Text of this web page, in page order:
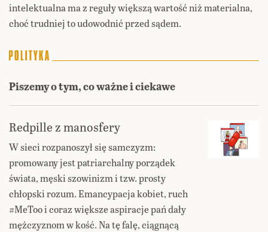
intelektualna ma z reguły większą wartość niż materialna,
choć trudniej to udowodnić przed sądem.
Piszemy o tym, co ważne i ciekawe
Redpille z manosfery
W sieci rozpanoszył się samczyzm:
promowany jest patriarchalny porządek
świata, męski szowinizm i tzw. prosty
chłopski rozum. Emancypacja kobiet, ruch
#MeToo i coraz większe aspiracje pań dały
mężczyznom w kość. Na tę falę, ciągnącą